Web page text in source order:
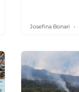
Josefina Bonari